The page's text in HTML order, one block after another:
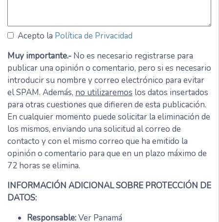
Acepto la Política de Privacidad
Muy importante.- No es necesario registrarse para
publicar una opinión o comentario, pero si es necesario
introducir su nombre y correo electrónico para evitar
el SPAM. Además, no utilizaremos los datos insertados
para otras cuestiones que difieren de esta publicación.
En cualquier momento puede solicitar la eliminación de
los mismos, enviando una solicitud al correo de
contacto y con el mismo correo que ha emitido la
opinión o comentario para que en un plazo máximo de
72 horas se elimina.
INFORMACIÓN ADICIONAL SOBRE PROTECCIÓN DE
DATOS:
Responsable:Ver Panamá